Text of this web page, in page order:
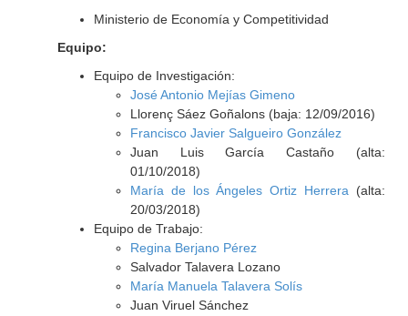
Ministerio de Economía y Competitividad
Equipo:
Equipo de Investigación:
José Antonio Mejías Gimeno
Llorenç Sáez Goñalons (baja: 12/09/2016)
Francisco Javier Salgueiro González
Juan Luis García Castaño (alta:
01/10/2018)
María de los Ángeles Ortiz Herrera (alta:
20/03/2018)
Equipo de Trabajo:
Regina Berjano Pérez
Salvador Talavera Lozano
María Manuela Talavera Solís
Juan Viruel Sánchez